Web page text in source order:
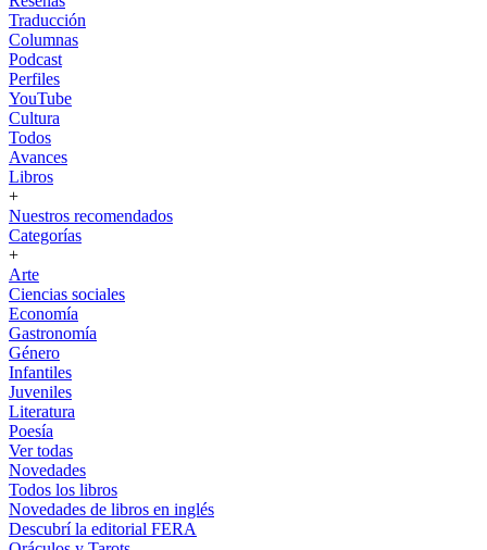
Traducción
Columnas
Podcast
Perfiles
YouTube
Cultura
Todos
Avances
Libros
+
Nuestros recomendados
Categorías
+
Arte
Ciencias sociales
Economía
Gastronomía
Género
Infantiles
Juveniles
Literatura
Poesía
Ver todas
Novedades
Todos los libros
Novedades de libros en inglés
Descubrí la editorial FERA